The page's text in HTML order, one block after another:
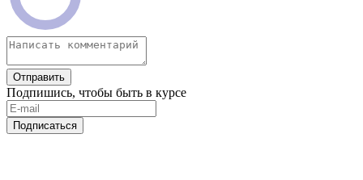
Отправить
Подпишись, чтобы быть в курсе
Подписаться